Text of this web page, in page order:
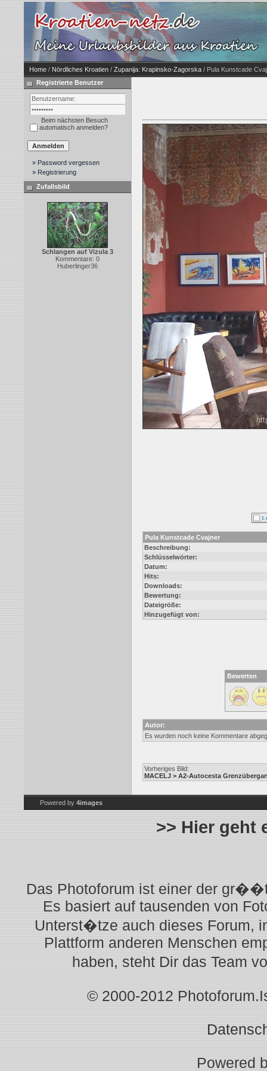
Home / Nördliches Kroatien / Zupanija: Krapinsko-Zagorska / Pula Kunstcade
Registrierte Benutzer
Beim nächsten Besuch
automatisch anmelden?
» Password vergessen
» Registrierung
Zufallsbild
Schlangen auf Vizula 3
Kommentare: 0
Huberlinger36
Pula Kunstcade Cvajner
Beschreibung:
Schlüsselwörter:
Datum:
Hits:
Downloads:
Bewertung:
Dateigröße:
Hinzugefügt von:
Bewerten
Autor:
Es wurden noch keine Kommentare
Vorheriges Bild:
MACELJ > A2-Autocesta
Powered by 4images
>> Hier geht
Das Photoforum ist einer der
Es basiert auf tausenden von
Unterst�tze auch dieses Forum,
Plattform anderen Menschen
haben, steht Dir das Team
© 2000-2012
Powered